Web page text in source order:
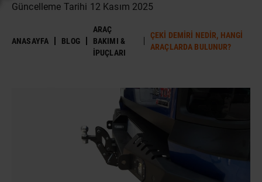
Güncelleme Tarihi 12 Kasım 2025
ANASAYFA BLOG
ARAÇ
BAKIMI &
İPUÇLARI
ÇEKI DEMIRI NEDIR, HANGI
ARAÇLARDA BULUNUR?